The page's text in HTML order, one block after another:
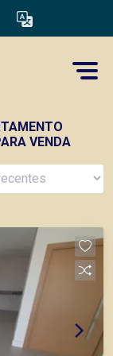
VENDA